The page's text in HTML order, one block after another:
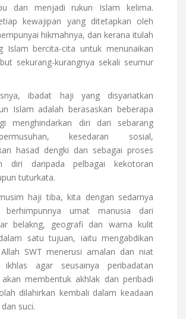
dan menjadi rukun Islam kelima.
kewajipan yang ditetapkan oleh
hikmahnya, dan kerana itulah
Islam bercita-cita untuk menunaikan
sekurang-kurangnya sekali seumur
ibadat haji yang disyariatkan
Islam adalah berasaskan beberapa
menghindarkan diri dari sebarang
kesedaran sosial,
hasad dengki dan sebagai proses
diri daripada pelbagai kekotoran
tuturkata.
haji tiba, kita dengan sedarnya
berhimpunnya umat manusia dari
belakng, geografi dan warna kulit
satu tujuan, iaitu mengabdikan
SWT menerusi amalan dan niat
agar seusainya peribadatan
membentuk akhlak dan peribadi
dilahirkan kembali dalam keadaan
suci.